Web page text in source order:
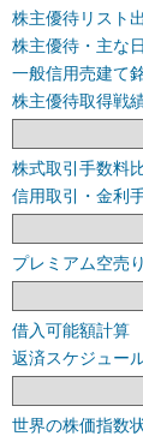
株主優待リスト
株主優待・主な
一般信用売建て
株主優待取得戦
株式取引手数料
信用取引・金利
プレミアム空売
借入可能額計算
返済スケジュー
世界の株価指数